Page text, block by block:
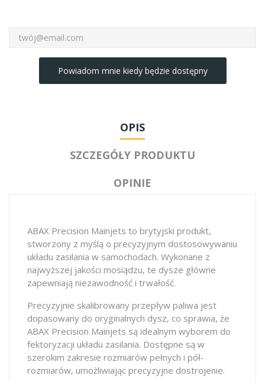
Powiadom mnie kiedy będzie dostępny
OPIS
SZCZEGÓŁY PRODUKTU
OPINIE
ABAX Precision Mainjets to brytyjski produkt,
stworzony z myślą o precyzyjnym dostosowywaniu
układu zasilania w samochodach. Wykonane z
najwyższej jakości mosiądzu, te dysze główne
zapewniają niezawodność i trwałość.
Precyzyjnie skalibrowany przepływ paliwa jest
dopasowany do oryginalnych dysz, co sprawia, że ​​
ABAX Precision Mainjets są idealnym wyborem do
fektoryzacji układu zasilania. Dostępne są w
szerokim zakresie rozmiarów pełnych i pół-
rozmiarów, umożliwiając precyzyjne dostrojenie.